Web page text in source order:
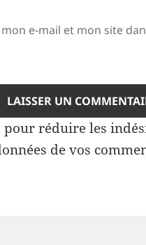
e-mail et mon site
pour réduire les
de vos